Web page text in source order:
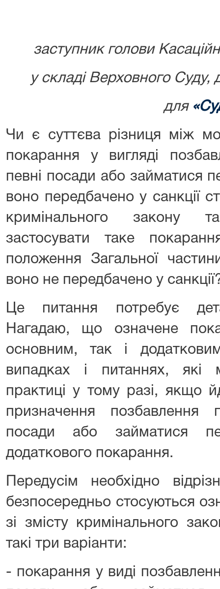
заступник голови
у складі Верховного
для
Чи є суттєва різниця між
покарання у вигляді
певні посади або займатися
воно передбачено у санкції
кримінального закону
застосувати таке
положення Загальної
воно не передбачено у
Це питання потребує
Нагадаю, що означене
основним, так і
випадках і питаннях, які
практиці у тому разі, якщо
призначення позбавлення
посади або займатися
додаткового покарання.
Передусім необхідно
безпосередньо стосуються
зі змісту кримінального
такі три варіанти:
- покарання у виді